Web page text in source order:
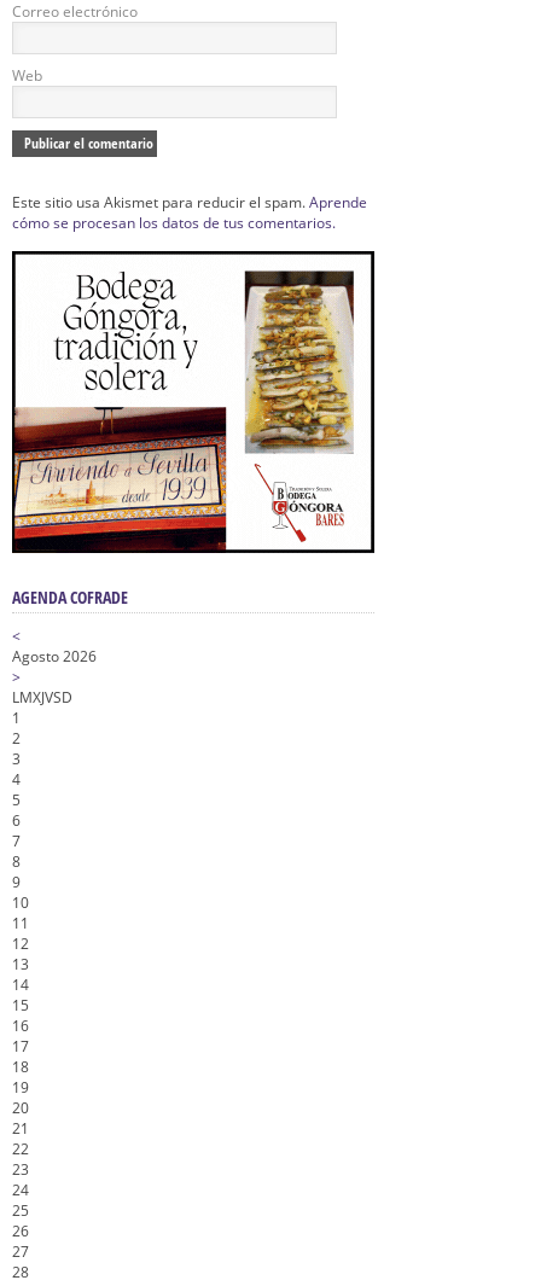
Correo electrónico
Web
Este sitio usa Akismet para reducir el spam.Aprende
cómo se procesan los datos de tus comentarios.
AGENDA COFRADE
<
Agosto 2026
>
LMXJVSD
1
2
3
4
5
6
7
8
9
10
11
12
13
14
15
16
17
18
19
20
21
22
23
24
25
26
27
28